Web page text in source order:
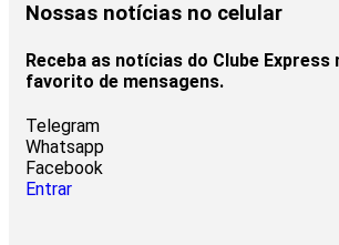
Nossas notícias no celular
Receba as notícias do Clube Express
favorito de mensagens.
Telegram
Whatsapp
Facebook
Entrar